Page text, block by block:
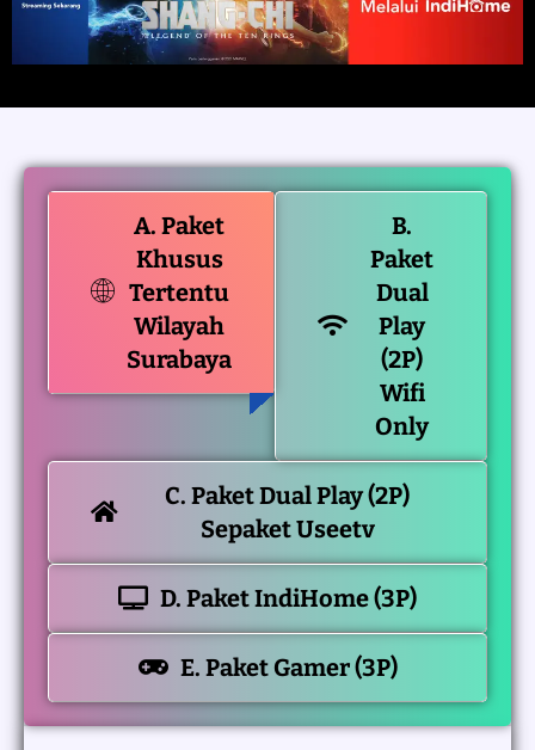
A. Paket
Khusus
Tertentu
Wilayah
Surabaya
B.
Paket
Dual
Play
(2P)
Wifi
Only
C. Paket Dual Play (2P)
Sepaket Useetv
D. Paket IndiHome (3P)
E. Paket Gamer (3P)